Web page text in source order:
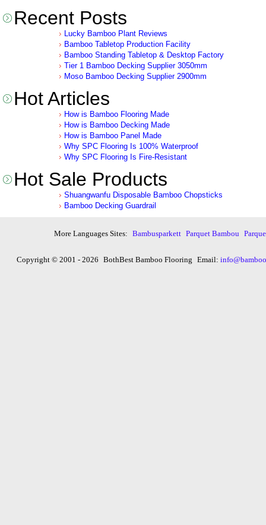
Recent Posts
Lucky Bamboo Plant Reviews
Bamboo Tabletop Production Facility
Bamboo Standing Tabletop & Desktop Factory
Tier 1 Bamboo Decking Supplier 3050mm
Moso Bamboo Decking Supplier 2900mm
Hot Articles
How is Bamboo Flooring Made
How is Bamboo Decking Made
How is Bamboo Panel Made
Why SPC Flooring Is 100% Waterproof
Why SPC Flooring Is Fire-Resistant
Hot Sale Products
Shuangwanfu Disposable Bamboo Chopsticks
Bamboo Decking Guardrail
More Languages Sites: Bambusparkett Parquet Bambou
Copyright © 2001 - 2026 BothBest Bamboo Flooring Email: